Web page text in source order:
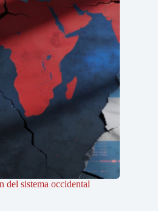
del sistema occidental